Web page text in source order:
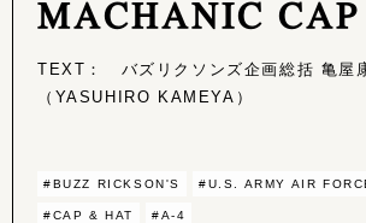
MACHANIC CAP
TEXT： バズリクソンズ企画総括 亀屋
（YASUHIRO KAMEYA）
#BUZZ RICKSON'S #U.S. ARMY AIR
#CAP & HAT #A-4